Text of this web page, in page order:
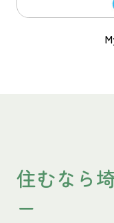
住むなら
ー